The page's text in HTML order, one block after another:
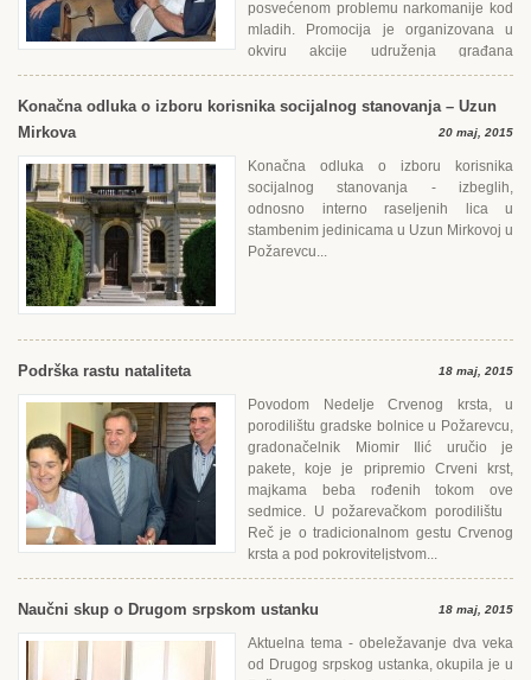
posvećenom problemu narkomanije kod
mladih. Promocija je organizovana u
okviru akcije udruženja građana
Еvropski blok i Podignimo gard porocima uz podršku...
Konačna odluka o izboru korisnika socijalnog stanovanja – Uzun
Mirkova
20 maj, 2015
Konačna odluka o izboru korisnika
socijalnog stanovanja - izbeglih,
odnosno interno raseljenih lica u
stambenim jedinicama u Uzun Mirkovoj u
Požarevcu...
Podrška rastu nataliteta 18 maj, 2015
Povodom Nedelje Crvenog krsta, u
porodilištu gradske bolnice u Požarevcu,
gradonačelnik Miomir Ilić uručio je
pakete, koje je pripremio Crveni krst,
majkama beba rođenih tokom ove
sedmice. U požarevačkom porodilištu
Reč je o tradicionalnom gestu Crvenog
krsta a pod pokroviteljstvom...
Naučni skup o Drugom srpskom ustanku 18 maj, 2015
Aktuelna tema - obeležavanje dva veka
od Drugog srpskog ustanka, okupila je u